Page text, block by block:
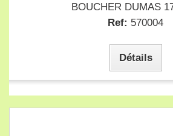
BOUCHER DUMAS
Ref: 570004
Détails